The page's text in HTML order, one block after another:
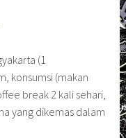
(1
konsumsi (makan
break 2 kali sehari,
yang dikemas dalam